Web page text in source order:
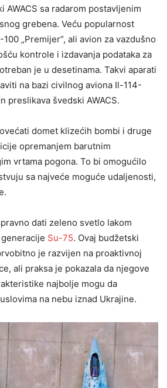
AWACS sa radarom postavljenim
grebena. Veću popularnost
„Premijer“, ali avion za vazdušno
kontrole i izdavanja podataka za
je u desetinama. Takvi aparati
na bazi civilnog aviona Il-114-
preslikava švedski AWACS.
domet klizećih bombi i druge
opremanjem barutnim
vrtama pogona. To bi omogućilo
sa najveće moguće udaljenosti,
dati zeleno svetlo lakom
Su-75. Ovaj budžetski
je razvijen na proaktivnoj
ali praksa je pokazala da njegove
najbolje mogu da
na nebu iznad Ukrajine.